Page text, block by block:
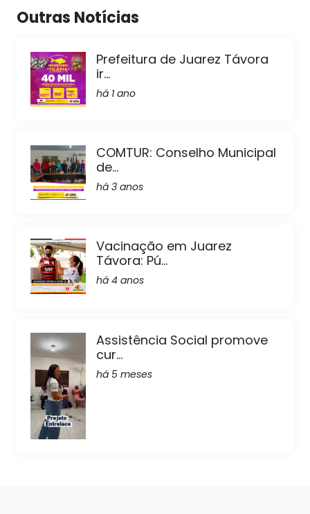
Outras Notícias
Prefeitura de Juarez Távora
ir...
há 1 ano
COMTUR: Conselho Municipal
de...
há 3 anos
Vacinação em Juarez
Távora: Pú...
há 4 anos
Assistência Social promove
cur...
há 5 meses